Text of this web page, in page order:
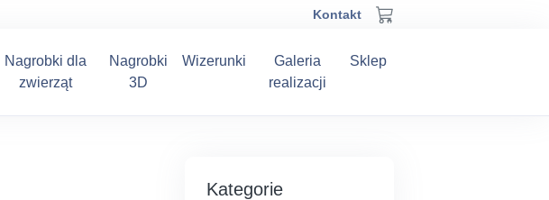
Kontakt
Nagrobki dla
zwierząt
Nagrobki
3D
Wizerunki
Galeria
realizacji
Sklep
Kategorie